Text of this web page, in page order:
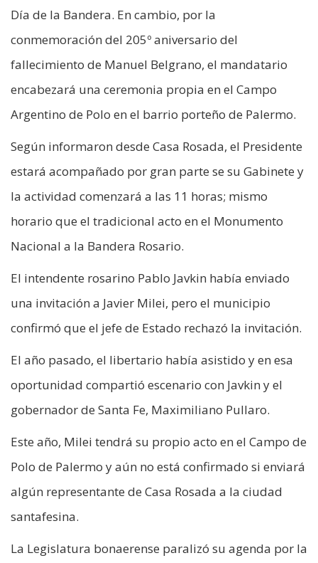
Día de la Bandera. En cambio, por la
conmemoración del 205º aniversario del
fallecimiento de Manuel Belgrano, el mandatario
encabezará una ceremonia propia en el Campo
Argentino de Polo en el barrio porteño de Palermo.
Según informaron desde Casa Rosada, el Presidente
estará acompañado por gran parte se su Gabinete y
la actividad comenzará a las 11 horas; mismo
horario que el tradicional acto en el Monumento
Nacional a la Bandera Rosario.
El intendente rosarino Pablo Javkin había enviado
una invitación a Javier Milei, pero el municipio
confirmó que el jefe de Estado rechazó la invitación.
El año pasado, el libertario había asistido y en esa
oportunidad compartió escenario con Javkin y el
gobernador de Santa Fe, Maximiliano Pullaro.
Este año, Milei tendrá su propio acto en el Campo de
Polo de Palermo y aún no está confirmado si enviará
algún representante de Casa Rosada a la ciudad
santafesina.
La Legislatura bonaerense paralizó su agenda por la